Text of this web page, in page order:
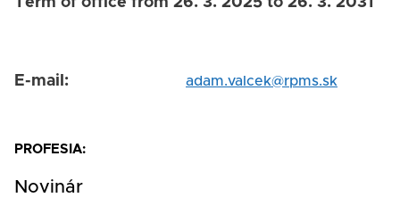
E-mail adam.valcek@rpms.sk
PROFESIA:
Novinár